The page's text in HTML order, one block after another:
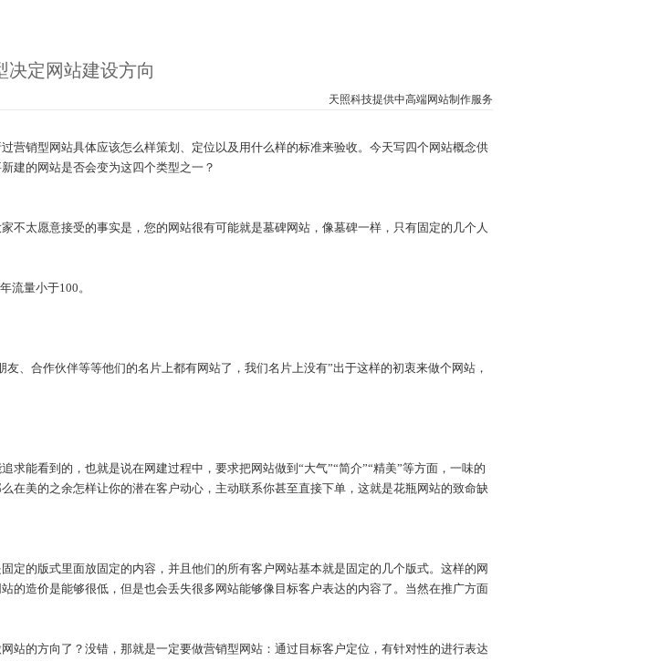
决定网站建设方向
天照科技提供中高端网站制作服务
销型网站具体应该怎么样策划、定位以及用什么样的标准来验收。今天写四个网站概念供
建的网站是否会变为这四个类型之一？
太愿意接受的事实是，您的网站很有可能就是墓碑网站，像墓碑一样，只有固定的几个人
量小于100。
合作伙伴等等他们的名片上都有网站了，我们名片上没有”出于这样的初衷来做个网站，
能看到的，也就是说在网建过程中，要求把网站做到“大气”“简介”“精美”等方面，一味的
在美的之余怎样让你的潜在客户动心，主动联系你甚至直接下单，这就是花瓶网站的致命缺
的版式里面放固定的内容，并且他们的所有客户网站基本就是固定的几个版式。这样的网
的造价是能够很低，但是也会丢失很多网站能够像目标客户表达的内容了。当然在推广方面
的方向了？没错，那就是一定要做营销型网站：通过目标客户定位，有针对性的进行表达